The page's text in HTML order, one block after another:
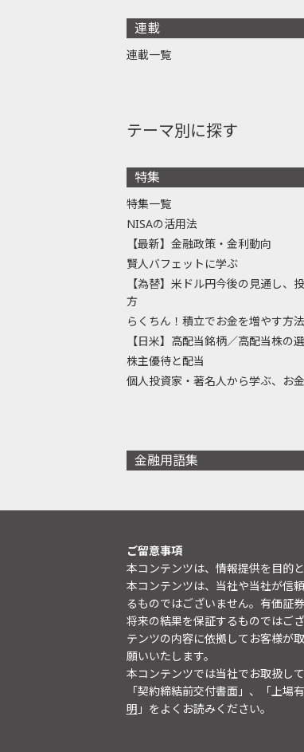
連載
連載一覧
テーマ別に探す
特集
特集一覧
NISAの活用法
【最新】金融政策・金利動向
賢人バフェットに学ぶ
【為替】米ドル円今後の見通し、
方
らくちん！積立でお金を増やす方法
【日米】高配当銘柄／高配当株の
株主優待と配当
個人投資家・著名人から学ぶ、お
金融用語集
ご留意事項
本コンテンツは、情報提供を目的
本コンテンツは、当社や当社が信
るものではございません。有価証
将来の結果を保証するものではご
テンツの内容に依拠してお客様が
願いいたします。
本コンテンツでは当社でお取扱し
「契約締結前交付書面」、「上
明 」をよくお読みください。